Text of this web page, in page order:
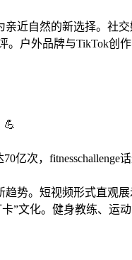
近自然的新选择。社
户外品牌与TikTok创
💪
亿次，
势。短视频形式直观
”文化。健身教练、运